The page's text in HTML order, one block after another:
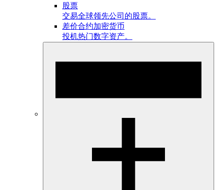
股票
交易全球领先公司的股票。
差价合约加密货币
投机热门数字资产。